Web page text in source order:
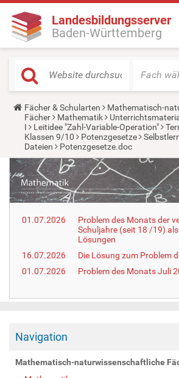
Landesbildungsserver
Baden-Württemberg
Fach
Y
o
u
a
r
e
h
e
r
e
:
Fächer & Schularten
Mathematisch-
Fächer
Mathematik
I
Leitidee "Zahl-Variable-Operation"
Klassen 9/10
Potenzgesetze
Dateien
Potenzgesetze.doc
01.07.2026
Problem des Monats der
Schuljahre (seit 18 /19)
Lösungen
16.07.2026
Die Lösung zum Problem
01.07.2026
Problem des Monats Juli
Navigation
Mathematisch-naturwissenschaftliche